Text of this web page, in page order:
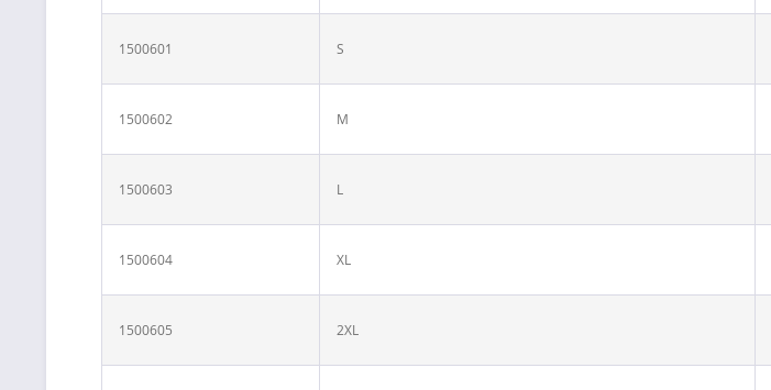
1500601 S
1500602 M
1500603 L
1500604 XL
1500605 2XL